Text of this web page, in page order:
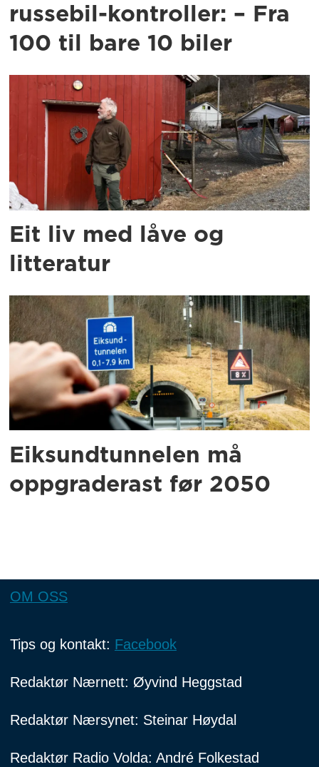
russebil-kontroller: – Fra
100 til bare 10 biler
Eit liv med låve og
litteratur
Eiksundtunnelen må
oppgraderast før 2050
OM OSS
Tips og kontakt: Facebook
Redaktør Nærnett: Øyvind Heggstad
Redaktør Nærsynet: Steinar Høydal
Redaktør Radio Volda: André Folkestad